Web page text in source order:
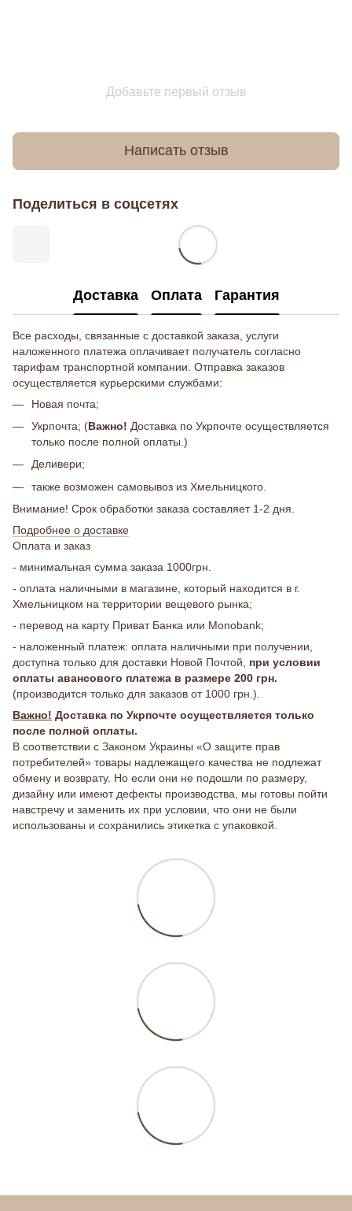
Добавьте первый отзыв
Написать отзыв
Поделиться в соцсетях
Доставка Оплата Гарантия
Все расходы, связанные с доставкой заказа, услуги
наложенного платежа оплачивает получатель согласно
тарифам транспортной компании. Отправка заказов
осуществляется курьерскими службами:
Новая почта;
Укрпочта; (Важно! Доставка по Укрпочте осуществляется
только после полной оплаты.)
Деливери;
также возможен самовывоз из Хмельницкого.
Внимание! Срок обработки заказа составляет 1-2 дня.
Подробнее о доставке
Оплата и заказ
- минимальная сумма заказа 1000грн.
- оплата наличными в магазине, который находится в г.
Хмельницком на территории вещевого рынка;
- перевод на карту Приват Банка или Monobank;
- наложенный платеж: оплата наличными при получении,
доступна только для доставки Новой Почтой, при условии
оплаты авансового платежа в размере 200 грн.
(производится только для заказов от 1000 грн.).
Важно! Доставка по Укрпочте осуществляется только
после полной оплаты.
В соответствии с Законом Украины «О защите прав
потребителей» товары надлежащего качества не подлежат
обмену и возврату. Но если они не подошли по размеру,
дизайну или имеют дефекты производства, мы готовы пойти
навстречу и заменить их при условии, что они не были
использованы и сохранились этикетка с упаковкой.